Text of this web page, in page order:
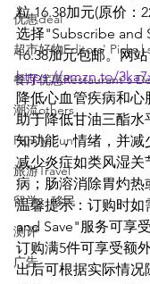
优惠deal
超市好物Editors' Picks |
餐厅优惠Restaurant's
潮流others
Family Fun
旅游Travel
留学、移民
测评
广告
粒 16.38加元(原价：
选择"Subscribe and
16.38加元包邮。网
https://amzn.to/
降低心血管疾病和
助于降低甘油三酯水
知功能，情绪，并减
减少炎症如类风湿关
病；肠溶消除胃灼热
温馨提示：订购时
and Save"服务可享
订购满5件可享受额
出后可根据实际情况